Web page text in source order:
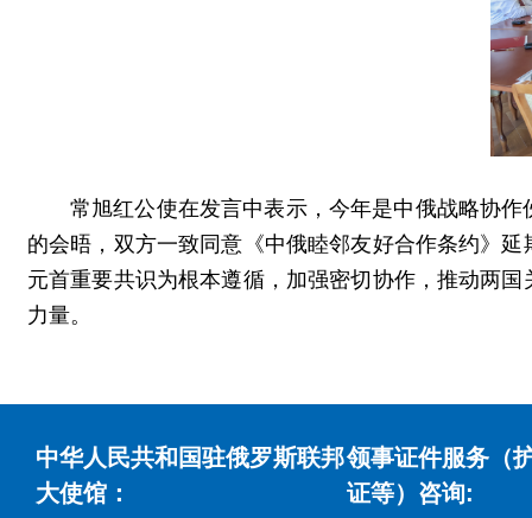
常旭红公使在发言中表示，今年是中俄战略协
的会晤，双方一致同意《中俄睦邻友好合作条约》
元首重要共识为根本遵循，加强密切协作，推动两
力量。
中华人民共和国驻俄罗斯联邦
大使馆：
领事证件服务（
证等）咨询: